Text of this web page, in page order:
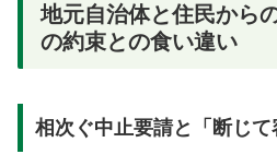
地元自治体と住民から
の約束との食い違い
相次ぐ中止要請と「断じ